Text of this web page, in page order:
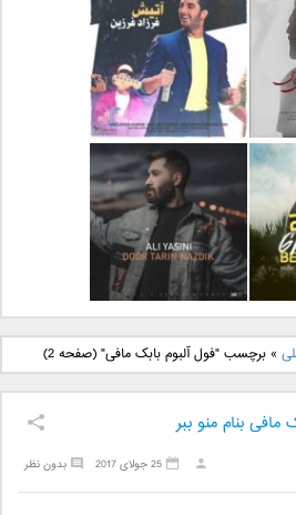
دانلود آهنگ جدید علی
لهراسبی بنام صورت
دانلود آهنگ جدید فرزاد
فرزین بنام آتیش
2
دانلود آهنگ جدید علی
یاسینی بنام دورترین نزدیک
»برچسب "فول آلبوم بابک مافی"(صفحه 2)
بنام منو ببر
بدون نظر 25 جولای 2017